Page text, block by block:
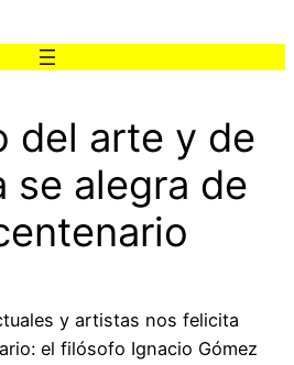
del arte y de
se alegra de
y artistas nos felicita
el filósofo Ignacio Gómez